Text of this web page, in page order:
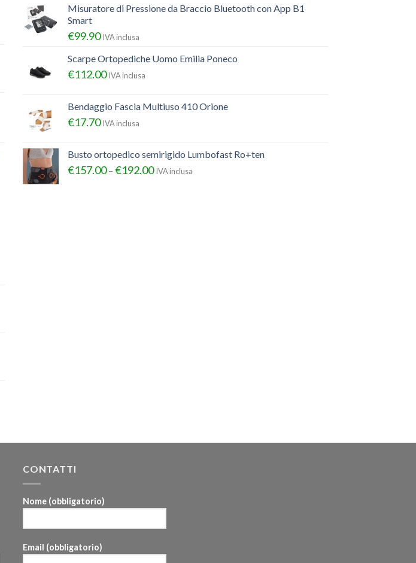
Misuratore di Pressione da Braccio Bluetooth con App B1
Smart
€99.90 IVA inclusa
Scarpe Ortopediche Uomo Emilia Poneco
€112.00 IVA inclusa
Bendaggio Fascia Multiuso 410 Orione
€17.70 IVA inclusa
Busto ortopedico semirigido Lumbofast Ro+ten
€157.00– €192.00 IVA inclusa
CONTATTI
Nome (obbligatorio)
Email (obbligatorio)